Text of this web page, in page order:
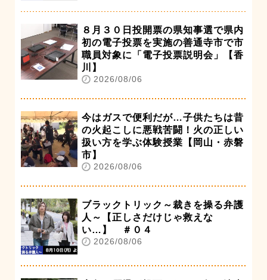
８月３０日投開票の県知事選で県内
初の電子投票を実施の善通寺市で市
職員対象に「電子投票説明会」【香
川】
2026/08/06
今はガスで便利だが…子供たちは昔
の火起こしに悪戦苦闘！火の正しい
扱い方を学ぶ体験授業【岡山・赤磐
市】
2026/08/06
ブラックトリック～裁きを操る弁護
人～【正しさだけじゃ救えな
い…】 ＃０４
2026/08/06